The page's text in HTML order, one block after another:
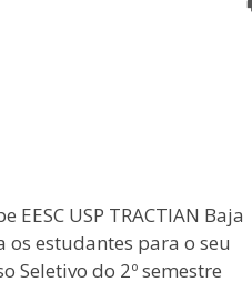
EESC USP TRACTIAN Baja
os estudantes para o seu
Seletivo do 2º semestre